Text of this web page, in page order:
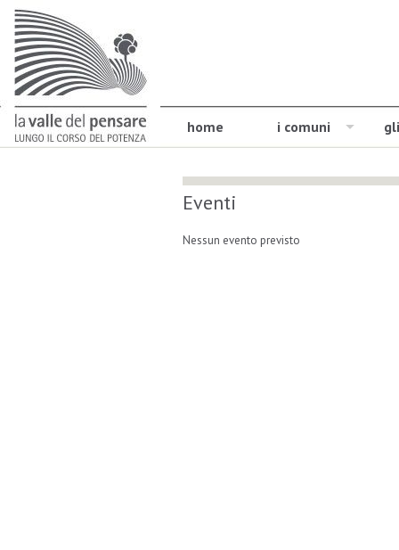
home i comuni
Eventi
Nessun evento previsto